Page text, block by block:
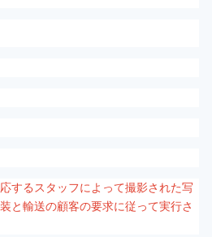
するスタッフによって撮影された写
と輸送の顧客の要求に従って実行さ